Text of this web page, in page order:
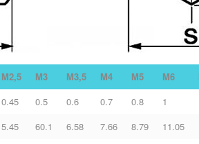
M2,5 M3 M3,5 M4 M5 M6
0.45 0.5 0.6 0.7 0.8 1
5.45 60.1 6.58 7.66 8.79 11.05